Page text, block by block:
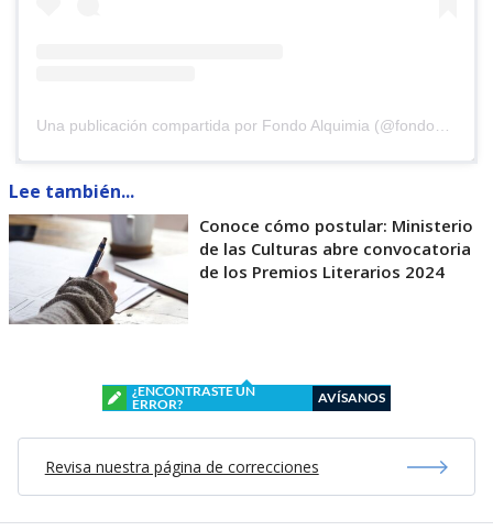
Lee también...
Conoce cómo postular: Ministerio
de las Culturas abre convocatoria
de los Premios Literarios 2024
¿ENCONTRASTE UN
ERROR?
AVÍSANOS
Revisa nuestra página de correcciones